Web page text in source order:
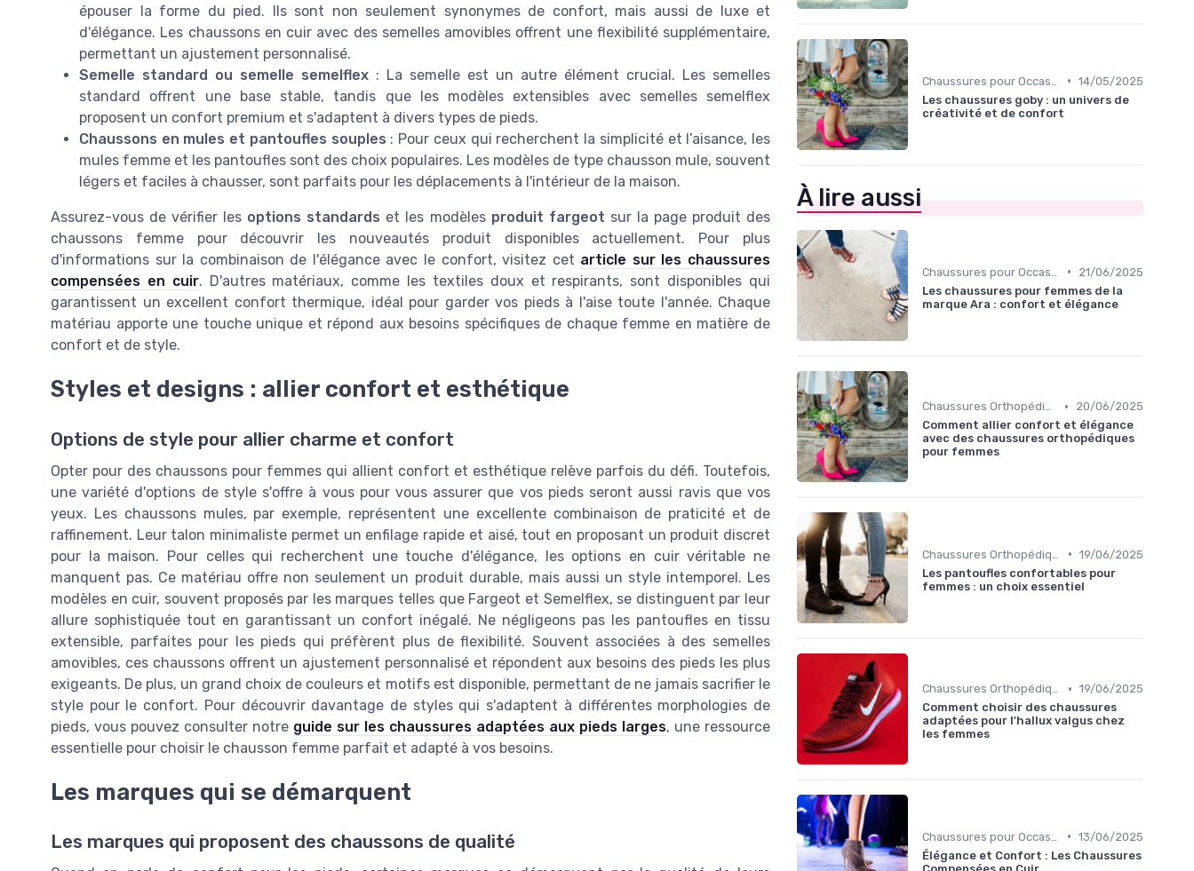
épouser la forme du pied. Ils sont non seulement synonymes de confort, mais aussi de luxe et
d'élégance. Les chaussons en cuir avec des semelles amovibles offrent une flexibilité supplémentaire,
permettant un ajustement personnalisé.
Semelle standard ou semelle semelflex : La semelle est un autre élément crucial. Les semelles
standard offrent une base stable, tandis que les modèles extensibles avec semelles semelflex
proposent un confort premium et s'adaptent à divers types de pieds.
Chaussons en mules et pantoufles souples : Pour ceux qui recherchent la simplicité et l’aisance, les
mules femme et les pantoufles sont des choix populaires. Les modèles de type chausson mule, souvent
légers et faciles à chausser, sont parfaits pour les déplacements à l'intérieur de la maison.
Assurez-vous de vérifier les options standards et les modèles produit fargeot sur la page produit des
chaussons femme pour découvrir les nouveautés produit disponibles actuellement. Pour plus
d'informations sur la combinaison de l'élégance avec le confort, visitez cet article sur les chaussures
compensées en cuir. D'autres matériaux, comme les textiles doux et respirants, sont disponibles qui
garantissent un excellent confort thermique, idéal pour garder vos pieds à l'aise toute l'année. Chaque
matériau apporte une touche unique et répond aux besoins spécifiques de chaque femme en matière de
confort et de style.
Styles et designs : allier confort et esthétique
Options de style pour allier charme et confort
Opter pour des chaussons pour femmes qui allient confort et esthétique relève parfois du défi. Toutefois,
une variété d'options de style s'offre à vous pour vous assurer que vos pieds seront aussi ravis que vos
yeux. Les chaussons mules, par exemple, représentent une excellente combinaison de praticité et de
raffinement. Leur talon minimaliste permet un enfilage rapide et aisé, tout en proposant un produit discret
pour la maison. Pour celles qui recherchent une touche d'élégance, les options en cuir véritable ne
manquent pas. Ce matériau offre non seulement un produit durable, mais aussi un style intemporel. Les
modèles en cuir, souvent proposés par les marques telles que Fargeot et Semelflex, se distinguent par leur
allure sophistiquée tout en garantissant un confort inégalé. Ne négligeons pas les pantoufles en tissu
extensible, parfaites pour les pieds qui préfèrent plus de flexibilité. Souvent associées à des semelles
amovibles, ces chaussons offrent un ajustement personnalisé et répondent aux besoins des pieds les plus
exigeants. De plus, un grand choix de couleurs et motifs est disponible, permettant de ne jamais sacrifier le
style pour le confort. Pour découvrir davantage de styles qui s'adaptent à différentes morphologies de
pieds, vous pouvez consulter notre guide sur les chaussures adaptées aux pieds larges, une ressource
essentielle pour choisir le chausson femme parfait et adapté à vos besoins.
Les marques qui se démarquent
Les marques qui proposent des chaussons de qualité
• 14/05/2025
Les chaussures goby : un univers de
créativité et de confort
À lire aussi
•
21/06/2025
Les chaussures pour femmes de la
marque Ara : confort et élégance
Chaussures Orthopédiques •
20/06/2025
Comment allier confort et élégance
avec des chaussures orthopédiques
pour femmes
• 19/06/2025
Les pantoufles confortables pour
femmes : un choix essentiel
Chaussures Orthopédiques • 19/06/2025
Comment choisir des chaussures
adaptées pour l'hallux valgus chez
les femmes
• 13/06/2025
Élégance et Confort : Les Chaussures